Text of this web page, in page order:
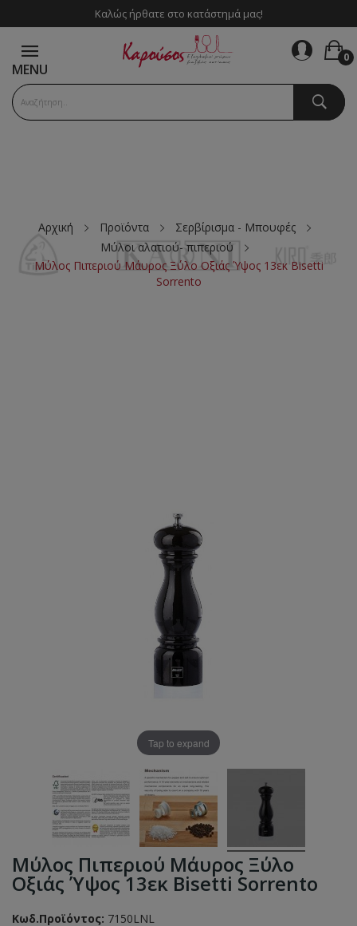
Καλώς ήρθατε στο κατάστημά μας!
MENU
0
Αρχική Προϊόντα
Σερβίρισμα - Μπουφές
Μύλοι αλατιού- πιπεριού
Μύλος Πιπεριού Μάυρος Ξύλο Οξιάς Ύψος 13εκ Bisetti
Sorrento
Tap to expand
Μύλος Πιπεριού Μάυρος Ξύλο
Οξιάς Ύψος 13εκ Bisetti Sorrento
Κωδ.Προϊόντος: 7150LNL